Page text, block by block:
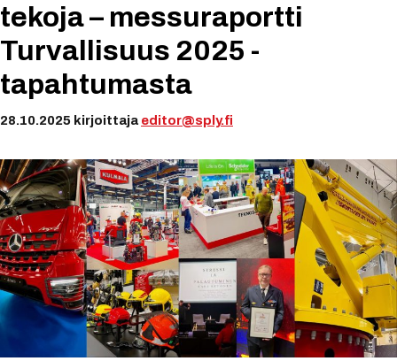
tekoja – messuraportti
Turvallisuus 2025 -
tapahtumasta
28.10.2025 kirjoittaja editor@sply.fi